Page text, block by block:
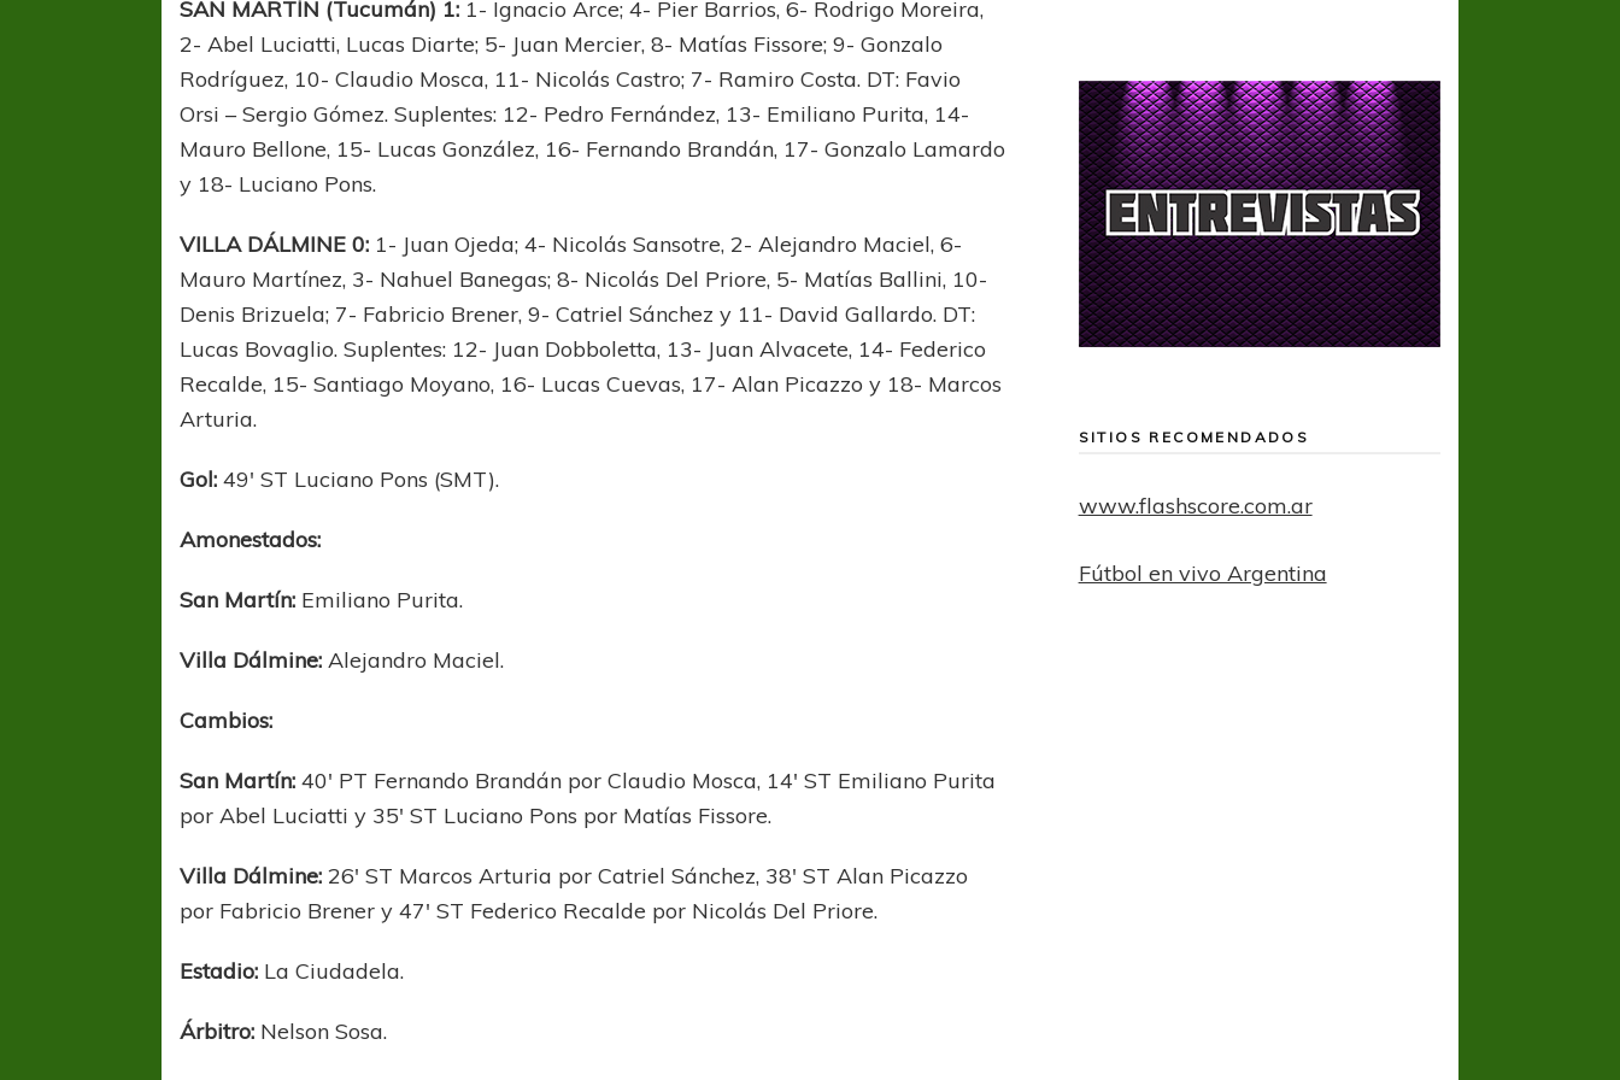
SAN MARTÍN (Tucumán) 1: 1- Ignacio Arce; 4- Pier Barrios, 6- Rodrigo Moreira,
2- Abel Luciatti, Lucas Diarte; 5- Juan Mercier, 8- Matías Fissore; 9- Gonzalo
Rodríguez, 10- Claudio Mosca, 11- Nicolás Castro; 7- Ramiro Costa. DT: Favio
Orsi – Sergio Gómez. Suplentes: 12- Pedro Fernández, 13- Emiliano Purita, 14-
Mauro Bellone, 15- Lucas González, 16- Fernando Brandán, 17- Gonzalo Lamardo
y 18- Luciano Pons.
VILLA DÁLMINE 0: 1- Juan Ojeda; 4- Nicolás Sansotre, 2- Alejandro Maciel, 6-
Mauro Martínez, 3- Nahuel Banegas; 8- Nicolás Del Priore, 5- Matías Ballini, 10-
Denis Brizuela; 7- Fabricio Brener, 9- Catriel Sánchez y 11- David Gallardo. DT:
Lucas Bovaglio. Suplentes: 12- Juan Dobboletta, 13- Juan Alvacete, 14- Federico
Recalde, 15- Santiago Moyano, 16- Lucas Cuevas, 17- Alan Picazzo y 18- Marcos
Arturia.
Gol:49′ ST Luciano Pons (SMT).
Amonestados:
San Martín: Emiliano Purita.
Villa Dálmine: Alejandro Maciel.
Cambios:
San Martín: 40′ PT Fernando Brandán por Claudio Mosca, 14′ ST Emiliano Purita
por Abel Luciatti y 35′ ST Luciano Pons por Matías Fissore.
Villa Dálmine: 26′ ST Marcos Arturia por Catriel Sánchez, 38′ ST Alan Picazzo
por Fabricio Brener y 47′ ST Federico Recalde por Nicolás Del Priore.
Estadio: La Ciudadela.
Árbitro: Nelson Sosa.
SITIOS RECOMENDADOS
www.flashscore.com.ar
Fútbol en vivo Argentina